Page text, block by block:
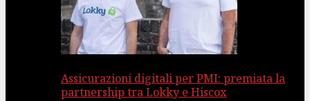
Assicurazioni digitali per PMI: premiata la
partnership tra Lokky e Hiscox